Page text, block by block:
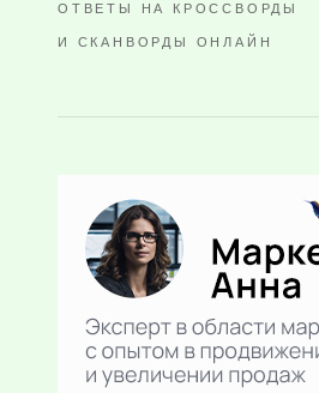
ОТВЕТЫ НА КРОССВОРДЫ
И СКАНВОРДЫ ОНЛАЙН